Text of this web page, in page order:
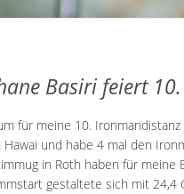
Basiri feiert
für meine 10.
Hawai und habe 4 mal den
in Roth haben für meine
gestaltete sich mit 24,4